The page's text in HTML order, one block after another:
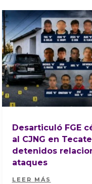
Desarticuló FGE
al CJNG en
detenidos
ataques
LEER MÁS